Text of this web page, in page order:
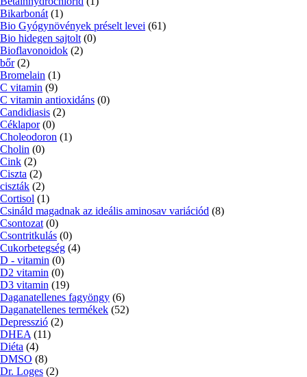
Bikarbonát (1)
Bio Gyógynövények préselt levei (61)
Bio hidegen sajtolt (0)
Bioflavonoidok (2)
bőr (2)
Bromelain (1)
C vitamin (9)
C vitamin antioxidáns (0)
Candidiasis (2)
Céklapor (0)
Choleodoron (1)
Cholin (0)
Cink (2)
Ciszta (2)
ciszták (2)
Cortisol (1)
Csináld magadnak az ideális aminosav variációd (8)
Csontozat (0)
Csontritkulás (0)
Cukorbetegség (4)
D - vitamin (0)
D2 vitamin (0)
D3 vitamin (19)
Daganatellenes fagyöngy (6)
Daganatellenes termékek (52)
Depresszió (2)
DHEA (11)
Diéta (4)
DMSO (8)
Dr. Loges (2)